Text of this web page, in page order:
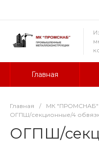
Главная
Главная / МК "ПРОМСНАБ"
ОГПШ/секционные/4
ОГПШ/